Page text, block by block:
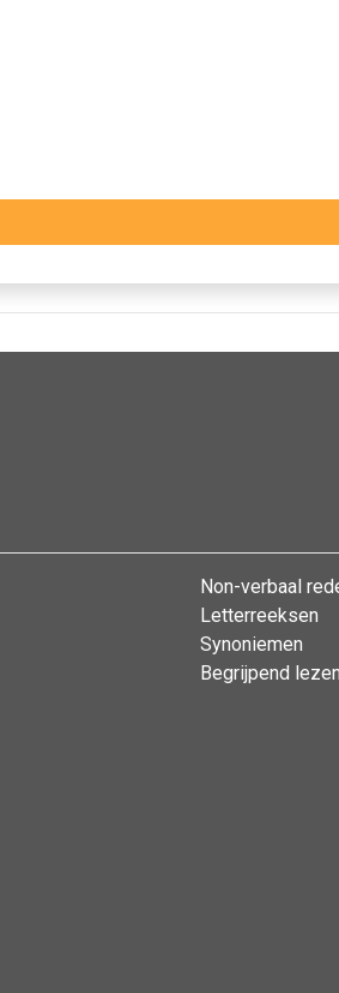
Non-verbaal
Letterreeksen
Synoniemen
Begrijpend lezen